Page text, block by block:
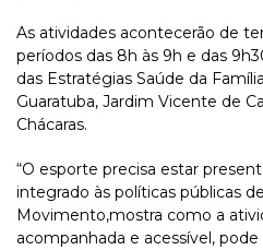
As atividades acontecerão de
períodos das 8h às 9h e das
das Estratégias Saúde da
Guaratuba, Jardim Vicente de
Chácaras.
“O esporte precisa estar
integrado às políticas públicas
Movimento,mostra como a
acompanhada e acessível,